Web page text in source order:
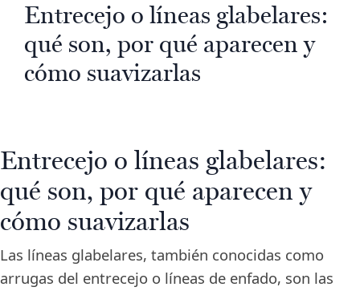
Entrecejo o líneas glabelares:
qué son, por qué aparecen y
cómo suavizarlas
Entrecejo o líneas glabelares:
qué son, por qué aparecen y
cómo suavizarlas
Las líneas glabelares, también conocidas como
arrugas del entrecejo o líneas de enfado, son las